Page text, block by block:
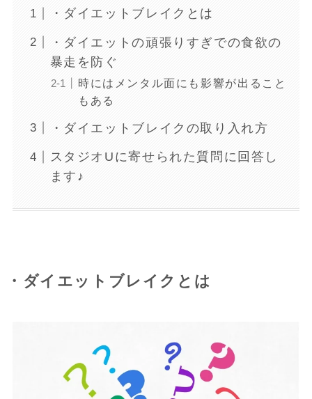
・ダイエットブレイクとは
・ダイエットの頑張りすぎでの食欲の
暴走を防ぐ
時にはメンタル面にも影響が出ること
もある
・ダイエットブレイクの取り入れ方
スタジオUに寄せられた質問に回答し
ます♪
・ダイエットブレイクとは